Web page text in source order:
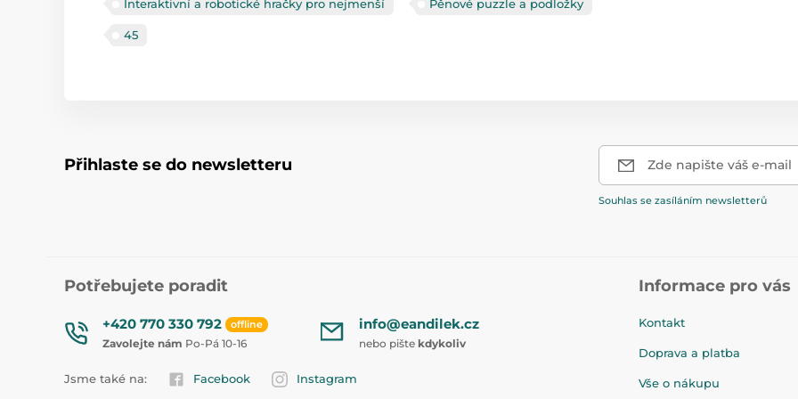
Interaktivní a robotické hračky pro nejmenší Pěnové puzzle a podložky
45
Přihlaste se do newsletteru Zde napište váš e-mail
Souhlas se zasíláním newsletterů
Potřebujete poradit
+420 770 330 792 offline
Zavolejte nám Po-Pá 10-16
info@eandilek.cz
nebo pište kdykoliv
Jsme také na: Facebook Instagram
Informace pro vás
Kontakt
Doprava a platba
Vše o nákupu